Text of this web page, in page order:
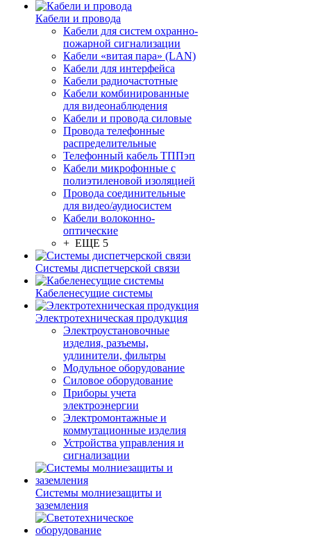
Кабели и провода
Кабели для систем охранно-
пожарной сигнализации
Кабели «витая пара» (LAN)
Кабели для интерфейса
Кабели радиочастотные
Кабели комбинированные
для видеонаблюдения
Кабели и провода силовые
Провода телефонные
распределительные
Телефонный кабель ТППэп
Кабели микрофонные с
полиэтиленовой изоляцией
Провода соединительные
для видео/аудиосистем
Кабели волоконно-
оптические
+ ЕЩЕ 5
Системы диспетчерской связи
Кабеленесущие системы
Электротехническая продукция
Электроустановочные
изделия, разъемы,
удлинители, фильтры
Модульное оборудование
Силовое оборудование
Приборы учета
электроэнергии
Электромонтажные и
коммутационные изделия
Устройства управления и
сигнализации
Системы молниезащиты и
заземления